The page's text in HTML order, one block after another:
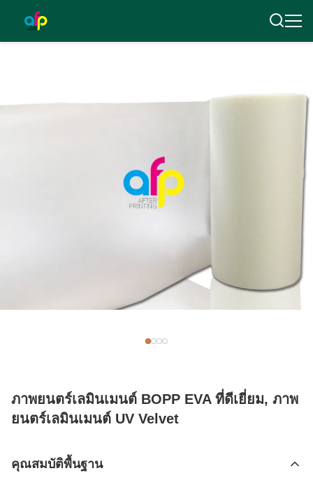
ภาพยนตร์เลมินเมนต์ BOPP EVA ที่ดีเยี่ยม, ภาพ
ยนตร์เลมินเมนต์ UV Velvet
คุณสมบัติพื้นฐาน